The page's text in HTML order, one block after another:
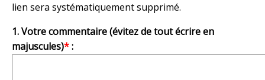
lien sera systématiquement supprimé.
1. Votre commentaire (évitez de tout écrire en
majuscules)*: